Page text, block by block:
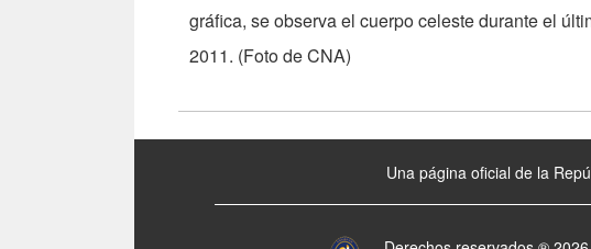
gráfica, se observa el cuerpo celeste durante el
2011. (Foto de CNA)
Una página oficial de la